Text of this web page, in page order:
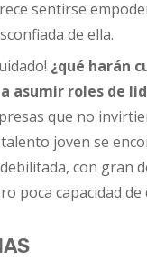
sentirse
de ella.
¿qué harán
asumir roles de
que no
joven se
con gran
poca capacidad de